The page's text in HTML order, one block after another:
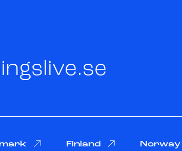
Finland Norway